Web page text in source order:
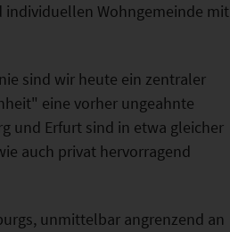
individuellen Wohngemeinde mit
sind wir heute ein zentraler
eine vorher ungeahnte
und Erfurt sind in etwa gleicher
auch privat hervorragend
unmittelbar angrenzend an